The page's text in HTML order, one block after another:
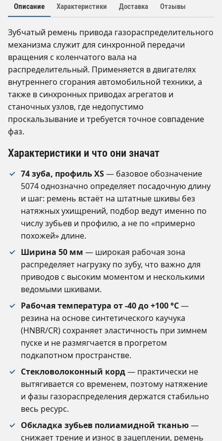
Описание Характеристики Доставка Отзывы
Зубчатый ремень привода газораспределительного
механизма служит для синхронной передачи
вращения с коленчатого вала на
распределительный. Применяется в двигателях
внутреннего сгорания автомобильной техники, а
также в синхронных приводах агрегатов и
станочных узлов, где недопустимо
проскальзывание и требуется точное совпадение
фаз.
Характеристики и что они значат
74 зуба, профиль XS— базовое обозначение
5074 однозначно определяет посадочную длину
и шаг: ремень встаёт на штатные шкивы без
натяжных ухищрений, подбор ведут именно по
числу зубьев и профилю, а не по «примерно
похожей» длине.
Ширина 50 мм — широкая рабочая зона
распределяет нагрузку по зубу, что важно для
приводов с высоким моментом и несколькими
ведомыми шкивами.
Рабочая температура от -40 до +100 °C—
резина на основе синтетического каучука
(HNBR/CR) сохраняет эластичность при зимнем
пуске и не размягчается в прогретом
подкапотном пространстве.
Стекловолоконный корд— практически не
вытягивается со временем, поэтому натяжение
и фазы газораспределения держатся стабильно
весь ресурс.
Обкладка зубьев полиамидной тканью—
снижает трение и износ в зацеплении, ремень